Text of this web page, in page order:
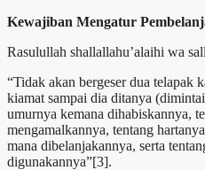
Kewajiban Mengatur
Rasulullah shallallahu’alaihi wa
“Tidak akan bergeser dua telapak
kiamat sampai dia ditanya
umurnya kemana dihabiskannya,
mengamalkannya, tentang
mana dibelanjakannya, serta
digunakannya”[3].